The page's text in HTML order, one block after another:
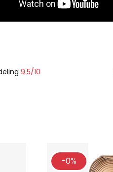
9.5/10
-0%